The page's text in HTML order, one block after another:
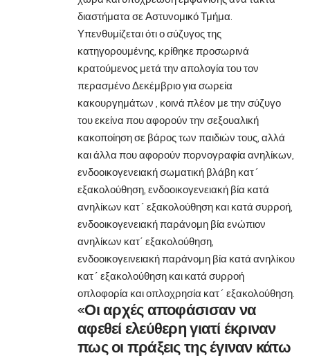
διαστήματα σε Αστυνομικό Τμήμα.
Υπενθυμίζεται ότι ο σύζυγος της
κατηγορουμένης, κρίθηκε προσωρινά
κρατούμενος μετά την απολογία του τον
περασμένο Δεκέμβριο για σωρεία
κακουργημάτων , κοινά πλέον με την σύζυγο
του εκείνα που αφορούν την σεξουαλική
κακοποίηση σε βάρος των παιδιών τους, αλλά
και άλλα που αφορούν πορνογραφία ανηλίκων,
ενδοοικογενειακή σωματική βλάβη κατ´
εξακολούθηση, ενδοοικογενειακή βία κατά
ανηλίκων κατ´ εξακολούθηση και κατά συρροή,
ενδοοικογενειακή παράνομη βία ενώπιον
ανηλίκων κατ΄ εξακολούθηση,
ενδοοικογεινειακή παράνομη βία κατά ανηλίκου
κατ´ εξακολούθηση και κατά συρροή
οπλοφορία και οπλοχρησία κατ´ εξακολούθηση.
«Οι αρχές αποφάσισαν να
αφεθεί ελεύθερη γιατί έκριναν
πως οι πράξεις της έγιναν κάτω